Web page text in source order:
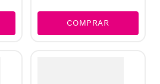
COMPRAR